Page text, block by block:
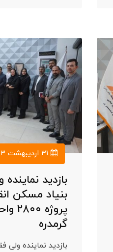
بازدید
بنیاد مسکن
گرمدره
بازدید نماینده